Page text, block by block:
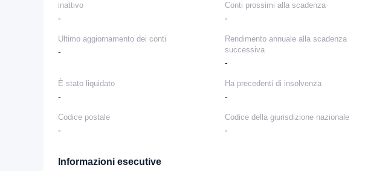
inattivo
-
Conti prossimi alla scadenza
-
Ultimo aggiornamento dei conti
-
Rendimento annuale alla scadenza
successiva
-
È stato liquidato
-
Ha precedenti di insolvenza
-
Codice postale
-
Codice della giurisdizione nazionale
-
Informazioni esecutive